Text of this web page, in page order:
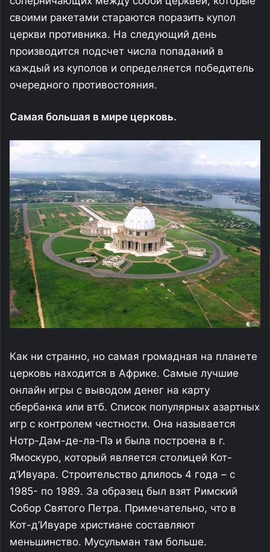
своими ракетами стараются поразить купол
церкви противника. На следующий день
производится подсчет числа попаданий в
каждый из куполов и определяется победитель
очередного противостояния.
Самая большая в мире церковь.
Как ни странно, но самая громадная на планете
церковь находится в Африке. Самые лучшие
онлайн игры с выводом денег на карту
сбербанка или втб. Список популярных азартных
игр с контролем честности. Она называется
Нотр-Дам-де-ла-Пэ и была построена в г.
Ямоскуро, который является столицей Кот-
д’Ивуара. Строительство длилось 4 года – с
1985- по 1989. За образец был взят Римский
Собор Святого Петра. Примечательно, что в
Кот-д’Ивуаре христиане составляют
меньшинство. Мусульман там больше.